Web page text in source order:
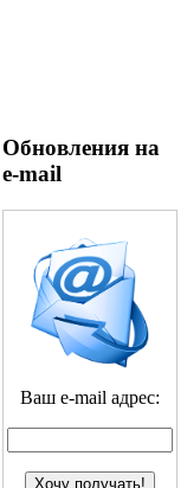
Обновления на
e-mail
Ваш e-mail адрес: